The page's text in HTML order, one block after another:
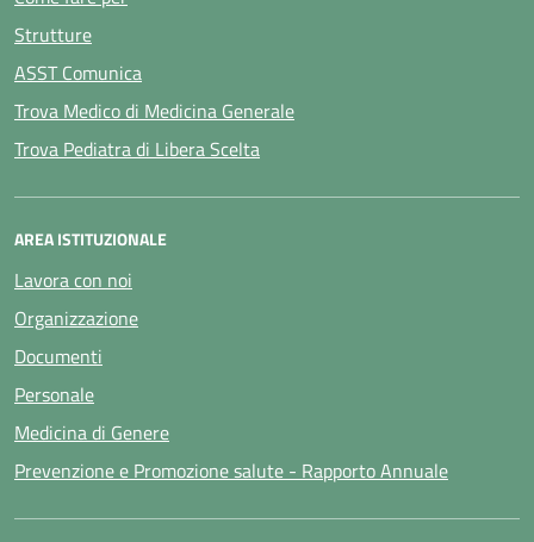
Strutture
ASST Comunica
Trova Medico di Medicina Generale
Trova Pediatra di Libera Scelta
AREA ISTITUZIONALE
Lavora con noi
Organizzazione
Documenti
Personale
Medicina di Genere
Prevenzione e Promozione salute - Rapporto Annuale